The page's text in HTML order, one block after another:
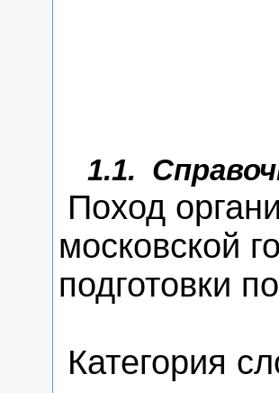
1.1.
Поход
московской
подготовки
Категория